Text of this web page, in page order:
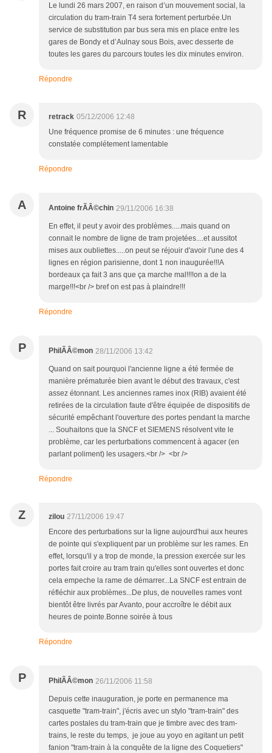
Le lundi 26 mars 2007, en raison d’un mouvement social, la
circulation du tram-train T4 sera fortement perturbée.Un
service de substitution par bus sera mis en place entre les
gares de Bondy et d’Aulnay sous Bois, avec desserte de
toutes les gares du parcours toutes les dix minutes environ.
Répondre
R retrack 05/12/2006 12:48
Une fréquence promise de 6 minutes : une fréquence
constatée complétement lamentable
Répondre
A Antoine frÃÂ©chin 29/11/2006 16:38
En effet, il peut y avoir des problèmes.....mais quand on
connait le nombre de ligne de tram projetées....et aussitot
mises aux oubliettes.....on peut se réjouir d'avoir l'une des 4
lignes en région parisienne, dont 1 non inaugurée!!!A
bordeaux ça fait 3 ans que ça marche mal!!!!on a de la
marge!!!<br /> bref on est pas à plaindre!!!
Répondre
P PhilÃÂ©mon 28/11/2006 13:42
Quand on sait pourquoi l'ancienne ligne a été fermée de
manière prématurée bien avant le début des travaux, c'est
assez étonnant. Les anciennes rames inox (RIB) avaient été
retirées de la circulation faute d'être équipée de dispositifs de
sécurité empêchant l'ouverture des portes pendant la marche
... Souhaitons que la SNCF et SIEMENS résolvent vite le
problème, car les perturbations commencent à agacer (en
parlant poliment) les usagers.<br /> <br />
Répondre
Z zilou 27/11/2006 19:47
Encore des perturbations sur la ligne aujourd'hui aux heures
de pointe qui s'expliquent par un problème sur les rames. En
effet, lorsqu'il y a trop de monde, la pression exercée sur les
portes fait croire au tram train qu'elles sont ouvertes et donc
cela empeche la rame de démarrer...La SNCF est entrain de
réfléchir aux problèmes...De plus, de nouvelles rames vont
bientôt être livrés par Avanto, pour accroître le débit aux
heures de pointe.Bonne soirée à tous
Répondre
P PhilÃÂ©mon 26/11/2006 11:58
Depuis cette inauguration, je porte en permanence ma
casquette "tram-train", j'écris avec un stylo "tram-train" des
cartes postales du tram-train que je timbre avec des tram-
trains, le reste du temps, je joue au yoyo en agitant un petit
fanion "tram-train à la conquête de la ligne des Coquetiers"